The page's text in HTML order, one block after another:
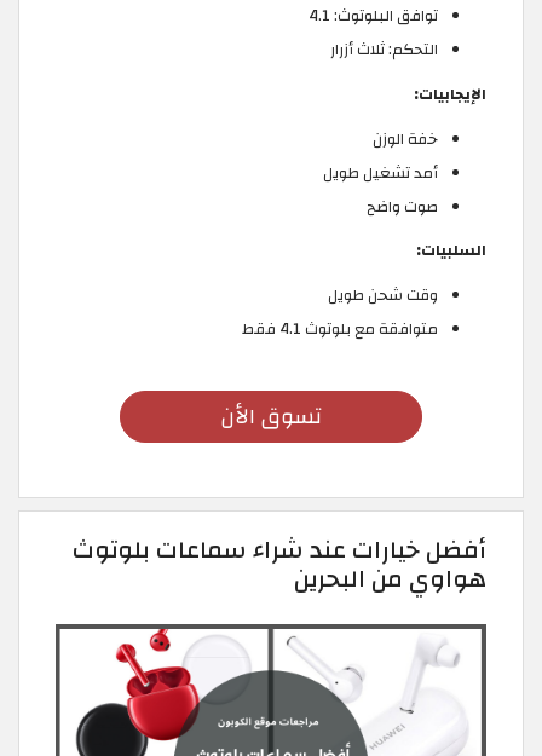
توافق البلوتوث: 4.1
التحكم: ثلاث أزرار
الإيجابيات:
خفة الوزن
أمد تشغيل طويل
صوت واضح
السلبيات:
وقت شحن طويل
متوافقة مع بلوتوث 4.1 فقط
تسوق الأن
أفضل خيارات عند شراء سماعات بلوتوث
هواوي من البحرين